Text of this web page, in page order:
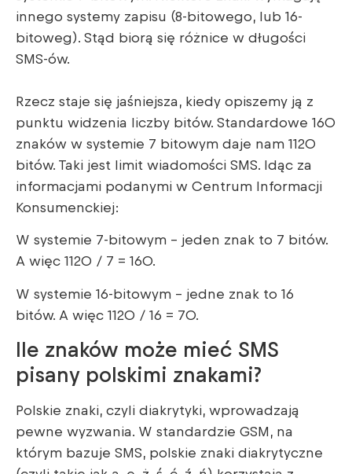
innego systemy zapisu (8-bitowego, lub 16-
bitoweg). Stąd biorą się różnice w długości
SMS-ów.
Rzecz staje się jaśniejsza, kiedy opiszemy ją z
punktu widzenia liczby bitów. Standardowe 160
znaków w systemie 7 bitowym daje nam 1120
bitów. Taki jest limit wiadomości SMS. Idąc za
informacjami podanymi w Centrum Informacji
Konsumenckiej:
W systemie 7-bitowym – jeden znak to 7 bitów.
A więc 1120 / 7 = 160.
W systemie 16-bitowym – jedne znak to 16
bitów. A więc 1120 / 16 = 70.
Ile znaków może mieć SMS
pisany polskimi znakami?
Polskie znaki, czyli diakrytyki, wprowadzają
pewne wyzwania. W standardzie GSM, na
którym bazuje SMS, polskie znaki diakrytyczne